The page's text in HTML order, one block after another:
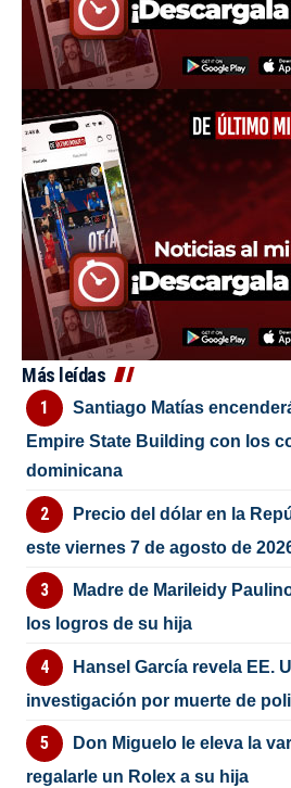
Más leídas
Santiago Matías
Empire State Building con los
dominicana
Precio del dólar en la
este viernes 7 de agosto de
Madre de Marileidy
los logros de su hija
Hansel García revela EE.
investigación por muerte de
Don Miguelo le eleva la
regalarle un Rolex a su hija